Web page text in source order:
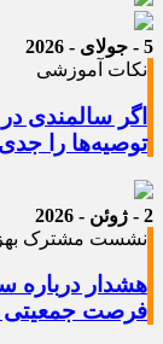
5 - جولای - 2026
نکات آموزشی
اگر سالمندی
توصیه‌ها را جدی
2 - ژوئن - 2026
نشست مشترک
هشدار درباره
فرصت جمعیتی تا